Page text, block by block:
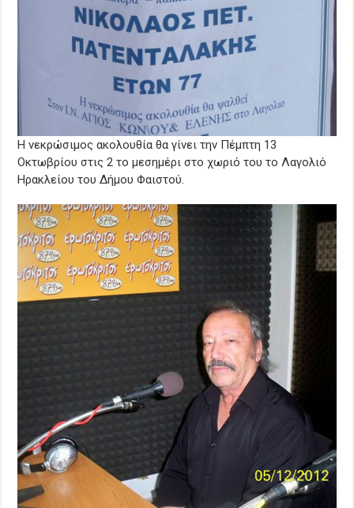
Η νεκρώσιμος ακολουθία θα γίνει την Πέμπτη 13
Οκτωβρίου στις 2 το μεσημέρι στο χωριό του το Λαγολιό
Ηρακλείου του Δήμου Φαιστού.